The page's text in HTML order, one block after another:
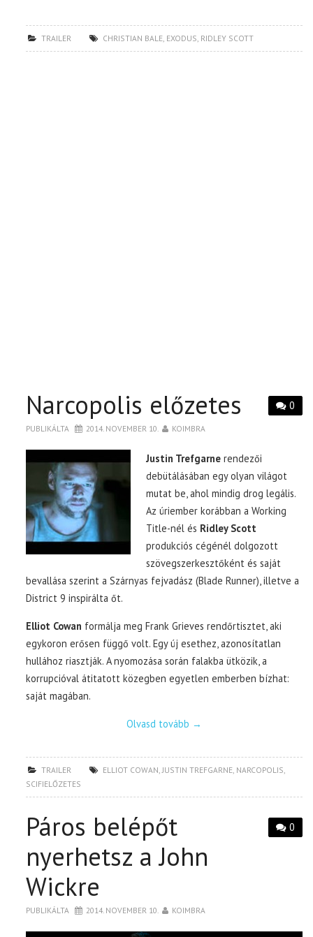
TRAILER CHRISTIAN BALE, EXODUS, RIDLEY SCOTT
0
Narcopolis előzetes
PUBLIKÁLTA 2014. NOVEMBER 10. KOIMBRA
Justin Trefgarne rendezői
debütálásában egy olyan világot
mutat be, ahol mindig drog legális.
Az úriember korábban a Working
Title-nél és Ridley Scott
produkciós cégénél dolgozott
szövegszerkesztőként és saját
bevallása szerint a Szárnyas fejvadász (Blade Runner), illetve a
District 9 inspirálta őt.
Elliot Cowan formálja meg Frank Grieves rendőrtisztet, aki
egykoron erősen függő volt. Egy új esethez, azonosítatlan
hullához riasztják. A nyomozása során falakba ütközik, a
korrupcióval átitatott közegben egyetlen emberben bízhat:
saját magában.
Olvasd tovább →
TRAILER ELLIOT COWAN,JUSTIN TREFGARNE, NARCOPOLIS,
SCIFIELŐZETES
0
Páros belépőt
nyerhetsz a John
Wickre
PUBLIKÁLTA 2014. NOVEMBER 10. KOIMBRA